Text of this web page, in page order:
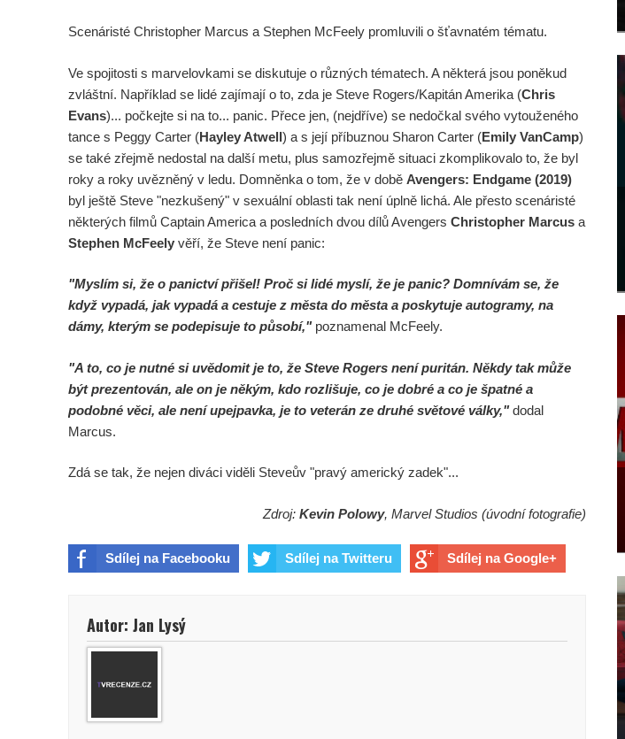
Scenáristé Christopher Marcus a Stephen McFeely promluvili o šťavnatém tématu.
Ve spojitosti s marvelovkami se diskutuje o různých tématech. A některá jsou poněkud
zvláštní. Například se lidé zajímají o to, zda je Steve Rogers/Kapitán Amerika (Chris
Evans)... počkejte si na to... panic. Přece jen, (nejdříve) se nedočkal svého vytouženého
tance s Peggy Carter (Hayley Atwell) a s její příbuznou Sharon Carter (Emily VanCamp)
se také zřejmě nedostal na další metu, plus samozřejmě situaci zkomplikovalo to, že byl
roky a roky uvězněný v ledu. Domněnka o tom, že v době Avengers: Endgame (2019)
byl ještě Steve "nezkušený" v sexuální oblasti tak není úplně lichá. Ale přesto scenáristé
některých filmů Captain America a posledních dvou dílů Avengers Christopher Marcus a
Stephen McFeely věří, že Steve není panic:
"Myslím si, že o panictví přišel! Proč si lidé myslí, že je panic? Domnívám se, že
když vypadá, jak vypadá a cestuje z města do města a poskytuje autogramy, na
dámy, kterým se podepisuje to působí," poznamenal McFeely.
"A to, co je nutné si uvědomit je to, že Steve Rogers není puritán. Někdy tak může
být prezentován, ale on je někým, kdo rozlišuje, co je dobré a co je špatné a
podobné věci, ale není upejpavka, je to veterán ze druhé světové války,"dodal
Marcus.
Zdá se tak, že nejen diváci viděli Steveův "pravý americký zadek"...
Zdroj: Kevin Polowy, Marvel Studios (úvodní fotografie)
Sdílej na Facebooku Sdílej na Twitteru Sdílej na Google+
Autor: Jan Lysý